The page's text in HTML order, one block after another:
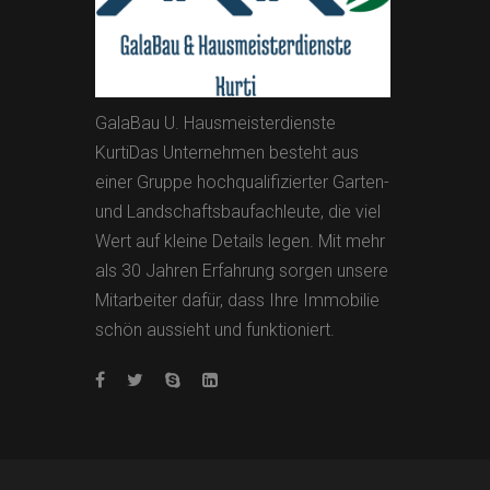
GalaBau U. Hausmeisterdienste
KurtiDas Unternehmen besteht aus
einer Gruppe hochqualifizierter Garten-
und Landschaftsbaufachleute, die viel
Wert auf kleine Details legen. Mit mehr
als 30 Jahren Erfahrung sorgen unsere
Mitarbeiter dafür, dass Ihre Immobilie
schön aussieht und funktioniert.